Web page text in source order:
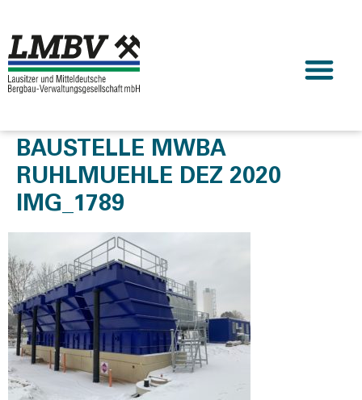
BAUSTELLE MWBA
RUHLMUEHLE DEZ 2020
IMG_1789